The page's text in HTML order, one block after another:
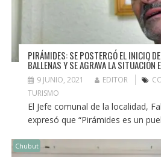
PIRÁMIDES: SE POSTERGÓ EL INICIO
BALLENAS Y SE AGRAVA LA SITUACIÓN
9 JUNIO, 2021 EDITOR
TURISMO
El Jefe comunal de la localidad,
expresó que “Pirámides es un
Chubut